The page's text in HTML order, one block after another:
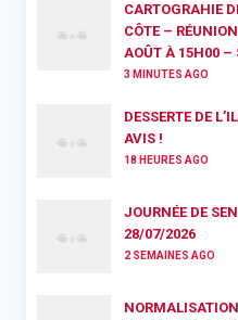
CARTOGRAHIE
CÔTE –
AOÛT À 15H00 –
3 MINUTES AGO
DESSERTE DE
AVIS !
18 HEURES AGO
JOURNÉE DE
28/07/2026
2 SEMAINES AGO